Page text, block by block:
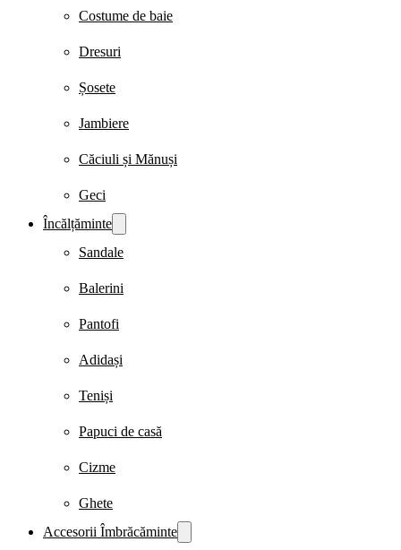
Costume de baie
Dresuri
Șosete
Jambiere
Căciuli și Mănuși
Geci
Încălțăminte
Sandale
Balerini
Pantofi
Adidași
Teniși
Papuci de casă
Cizme
Ghete
Accesorii Îmbrăcăminte